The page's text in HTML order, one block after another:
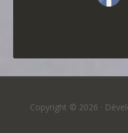
Copyright © 2026 ·